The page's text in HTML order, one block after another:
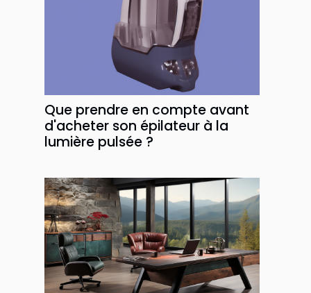
Que prendre en compte avant
d'acheter son épilateur à la
lumière pulsée ?